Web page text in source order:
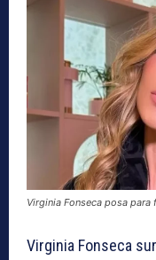
Virginia Fonseca posa
Virginia Fonseca